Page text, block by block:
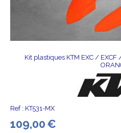
Kit plastiques KTM EXC /
Ref : KT531-MX
109,00€